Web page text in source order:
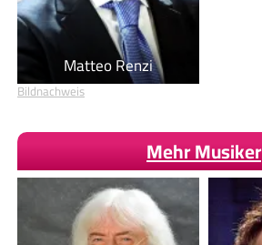
Matteo Renzi
Bildnachweis
Mehr Musiker